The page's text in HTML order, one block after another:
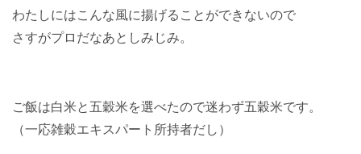
わたしにはこんな風に揚げることができないので
さすがプロだなあとしみじみ。
ご飯は白米と五穀米を選べたので迷わず五穀米です。
（一応雑穀エキスパート所持者だし）